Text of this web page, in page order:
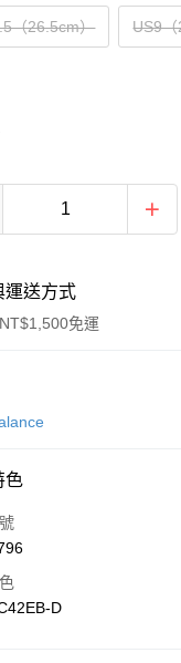
（26.5cm） US9
運送方式
免運
次付款
金庫商業銀行
商業銀行
商業儲蓄銀行
世華商業銀行
色
D